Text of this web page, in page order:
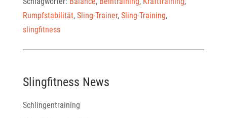
Rumpfstabilität, Sling-Trainer, Sling-Training,
slingfitness
Slingfitness News
Schlingentraining